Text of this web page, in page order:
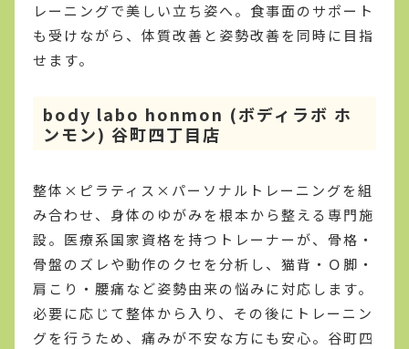
レーニングで美しい立ち姿へ。食事面のサポート
も受けながら、体質改善と姿勢改善を同時に目指
せます。
body labo honmon (ボディラボ ホ
ンモン) 谷町四丁目店
整体×ピラティス×パーソナルトレーニングを組
み合わせ、身体のゆがみを根本から整える専門施
設。医療系国家資格を持つトレーナーが、骨格・
骨盤のズレや動作のクセを分析し、猫背・Ｏ脚・
肩こり・腰痛など姿勢由来の悩みに対応します。
必要に応じて整体から入り、その後にトレーニン
グを行うため、痛みが不安な方にも安心。谷町四